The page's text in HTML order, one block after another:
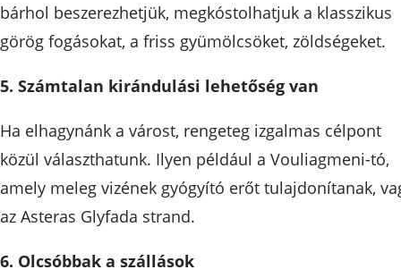
bárhol beszerezhetjük, megkóstolhatjuk a klasszikus
görög fogásokat, a friss gyümölcsöket, zöldségeket.
5. Számtalan kirándulási lehetőség van
Ha elhagynánk a várost, rengeteg izgalmas célpont
közül választhatunk. Ilyen például a Vouliagmeni-tó,
amely meleg vizének gyógyító erőt tulajdonítanak,
az Asteras Glyfada strand.
6. Olcsóbbak a szállások